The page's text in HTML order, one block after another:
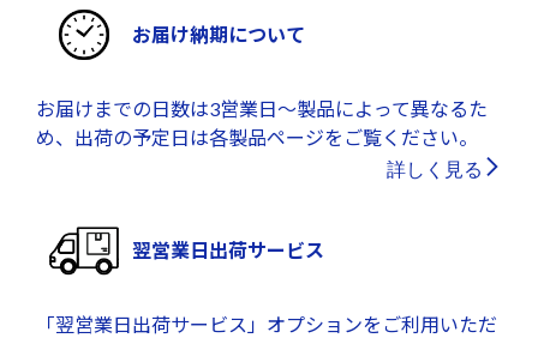
お届け納期について
お届けまでの日数は3営業日～製品によって異なるた
め、出荷の予定日は各製品ページをご覧ください。
詳しく見る
翌営業日出荷サービス
「翌営業日出荷サービス」オプションをご利用いただ